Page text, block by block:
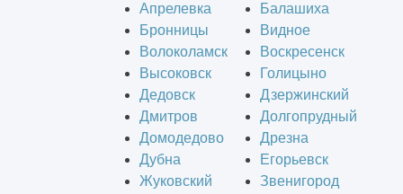
Апрелевка
Балашиха
Бронницы
Видное
Волоколамск
Воскресенск
Высоковск
Голицыно
Дедовск
Дзержинский
Дмитров
Долгопрудный
Домодедово
Дрезна
Дубна
Егорьевск
Жуковский
Звенигород